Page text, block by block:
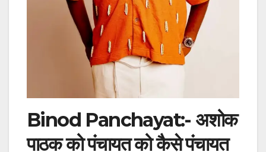
Binod Panchayat:- अशोक
पाठक को पंचायत को कैसे पंचायत